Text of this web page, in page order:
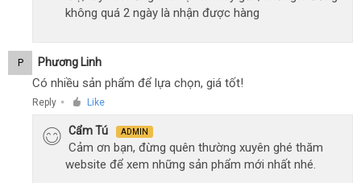
không quá 2 ngày là nhận được hàng
P Phương Linh
Có nhiều sản phẩm để lựa chọn, giá tốt!
Reply ● Like
Cẩm Tú ADMIN
Cảm ơn bạn, đừng quên thường xuyên ghé thăm
website để xem những sản phẩm mới nhất nhé.